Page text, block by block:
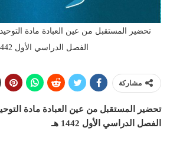
تحضير المستقبل من عين العبادة مادة التوحيد
الفصل الدراسي الأول 1442 هـ
مشاركة
تحضير المستقبل من عين العبادة مادة
الفصل الدراسي الأول 1442 هـ